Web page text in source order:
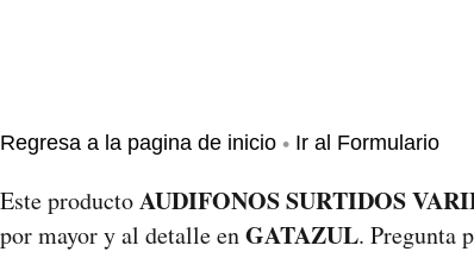
Regresa a la pagina de inicio • Ir al Formulario
Este productoAUDIFONOS SURTIDOS
por mayor y al detalle enGATAZUL. Pregunta